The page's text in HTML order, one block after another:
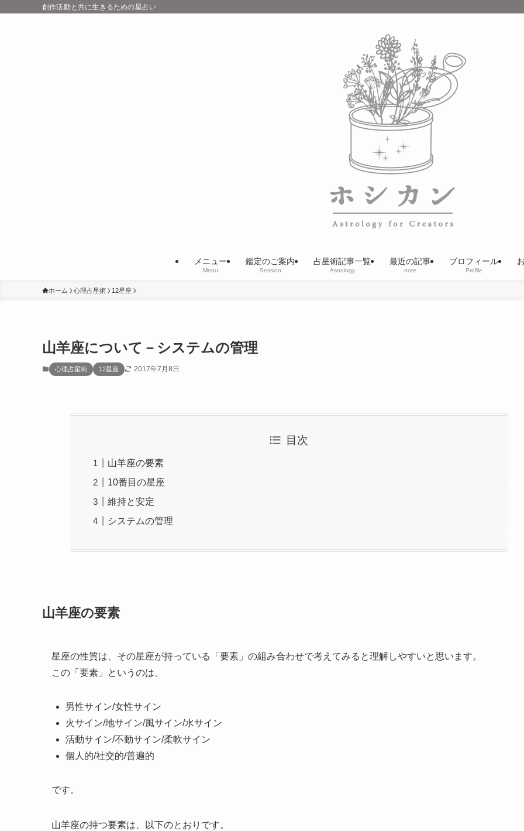
創作活動と共に生きるための星占い
メニュー
Menu
鑑定のご案内
Session
占星術記事一覧
Astrology
最近の記事
note
プロフィール
Profile
ホーム 心理占星術 12星座
山羊座について－システムの管理
心理占星術 12星座 2017年7月8日
目次
山羊座の要素
10番目の星座
維持と安定
システムの管理
山羊座の要素
星座の性質は、その星座が持っている「要素」の組み合わせで考えてみると理解しやすいと思います。
この「要素」というのは、
男性サイン/女性サイン
火サイン/地サイン/風サイン/水サイン
活動サイン/不動サイン/柔軟サイン
個人的/社交的/普遍的
です。
山羊座の持つ要素は、以下のとおりです。